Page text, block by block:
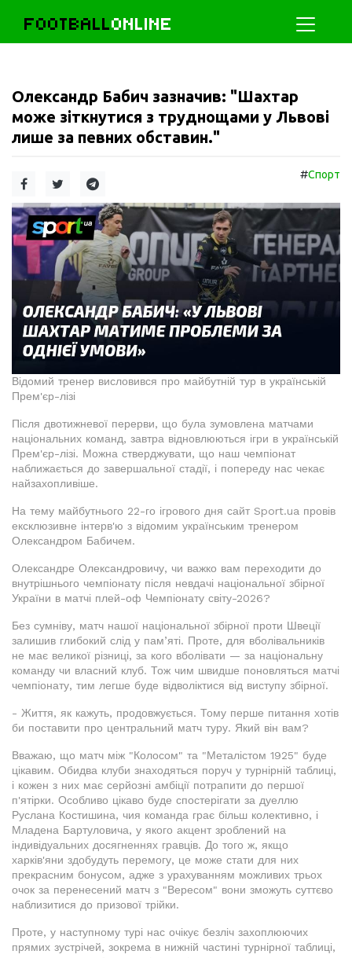
FOOTBALLONLINE
Олександр Бабич зазначив: "Шахтар
може зіткнутися з труднощами у Львові
лише за певних обставин."
#Спорт
Відомий тренер висловився про майбутній тур в українській
Прем'єр-лізі
Після двотижневої перерви, що була зумовлена матчами
національних команд, завтра відновлюються ігри в українській
Прем'єр-лізі. Можна стверджувати, що наш чемпіонат
наближається до завершальної стадії, і попереду нас чекає
найзахопливіше.
На тему майбутнього 22-го ігрового дня сайт Sport.ua провів
ексклюзивне інтерв'ю з відомим українським тренером
Олександром Бабичем.
Олександре Олександровичу, чи важко вам переходити до
внутрішнього чемпіонату після невдачі національної збірної
України в матчі плей-оф Чемпіонату світу-2026?
Без сумніву, матч нашої національної збірної проти Швеції
залишив глибокий слід у пам’яті. Проте, для вболівальників
не має великої різниці, за кого вболівати — за національну
команду чи власний клуб. Тож чим швидше поновляться матчі
чемпіонату, тим легше буде відволіктися від виступу збірної.
- Життя, як кажуть, продовжується. Тому перше питання хотів
би поставити про центральний матч туру. Який він вам?
Вважаю, що матч між "Колосом" та "Металістом 1925" буде
цікавим. Обидва клуби знаходяться поруч у турнірній таблиці,
і кожен з них має серйозні амбіції потрапити до першої
п'ятірки. Особливо цікаво буде спостерігати за дуеллю
Руслана Костишина, чия команда грає більш колективно, і
Младена Бартуловича, у якого акцент зроблений на
індивідуальних досягненнях гравців. До того ж, якщо
харків'яни здобудуть перемогу, це може стати для них
прекрасним бонусом, адже з урахуванням можливих трьох
очок за перенесений матч з "Вересом" вони зможуть суттєво
наблизитися до призової трійки.
Проте, у наступному турі нас очікує безліч захоплюючих
прямих зустрічей, зокрема в нижній частині турнірної таблиці,